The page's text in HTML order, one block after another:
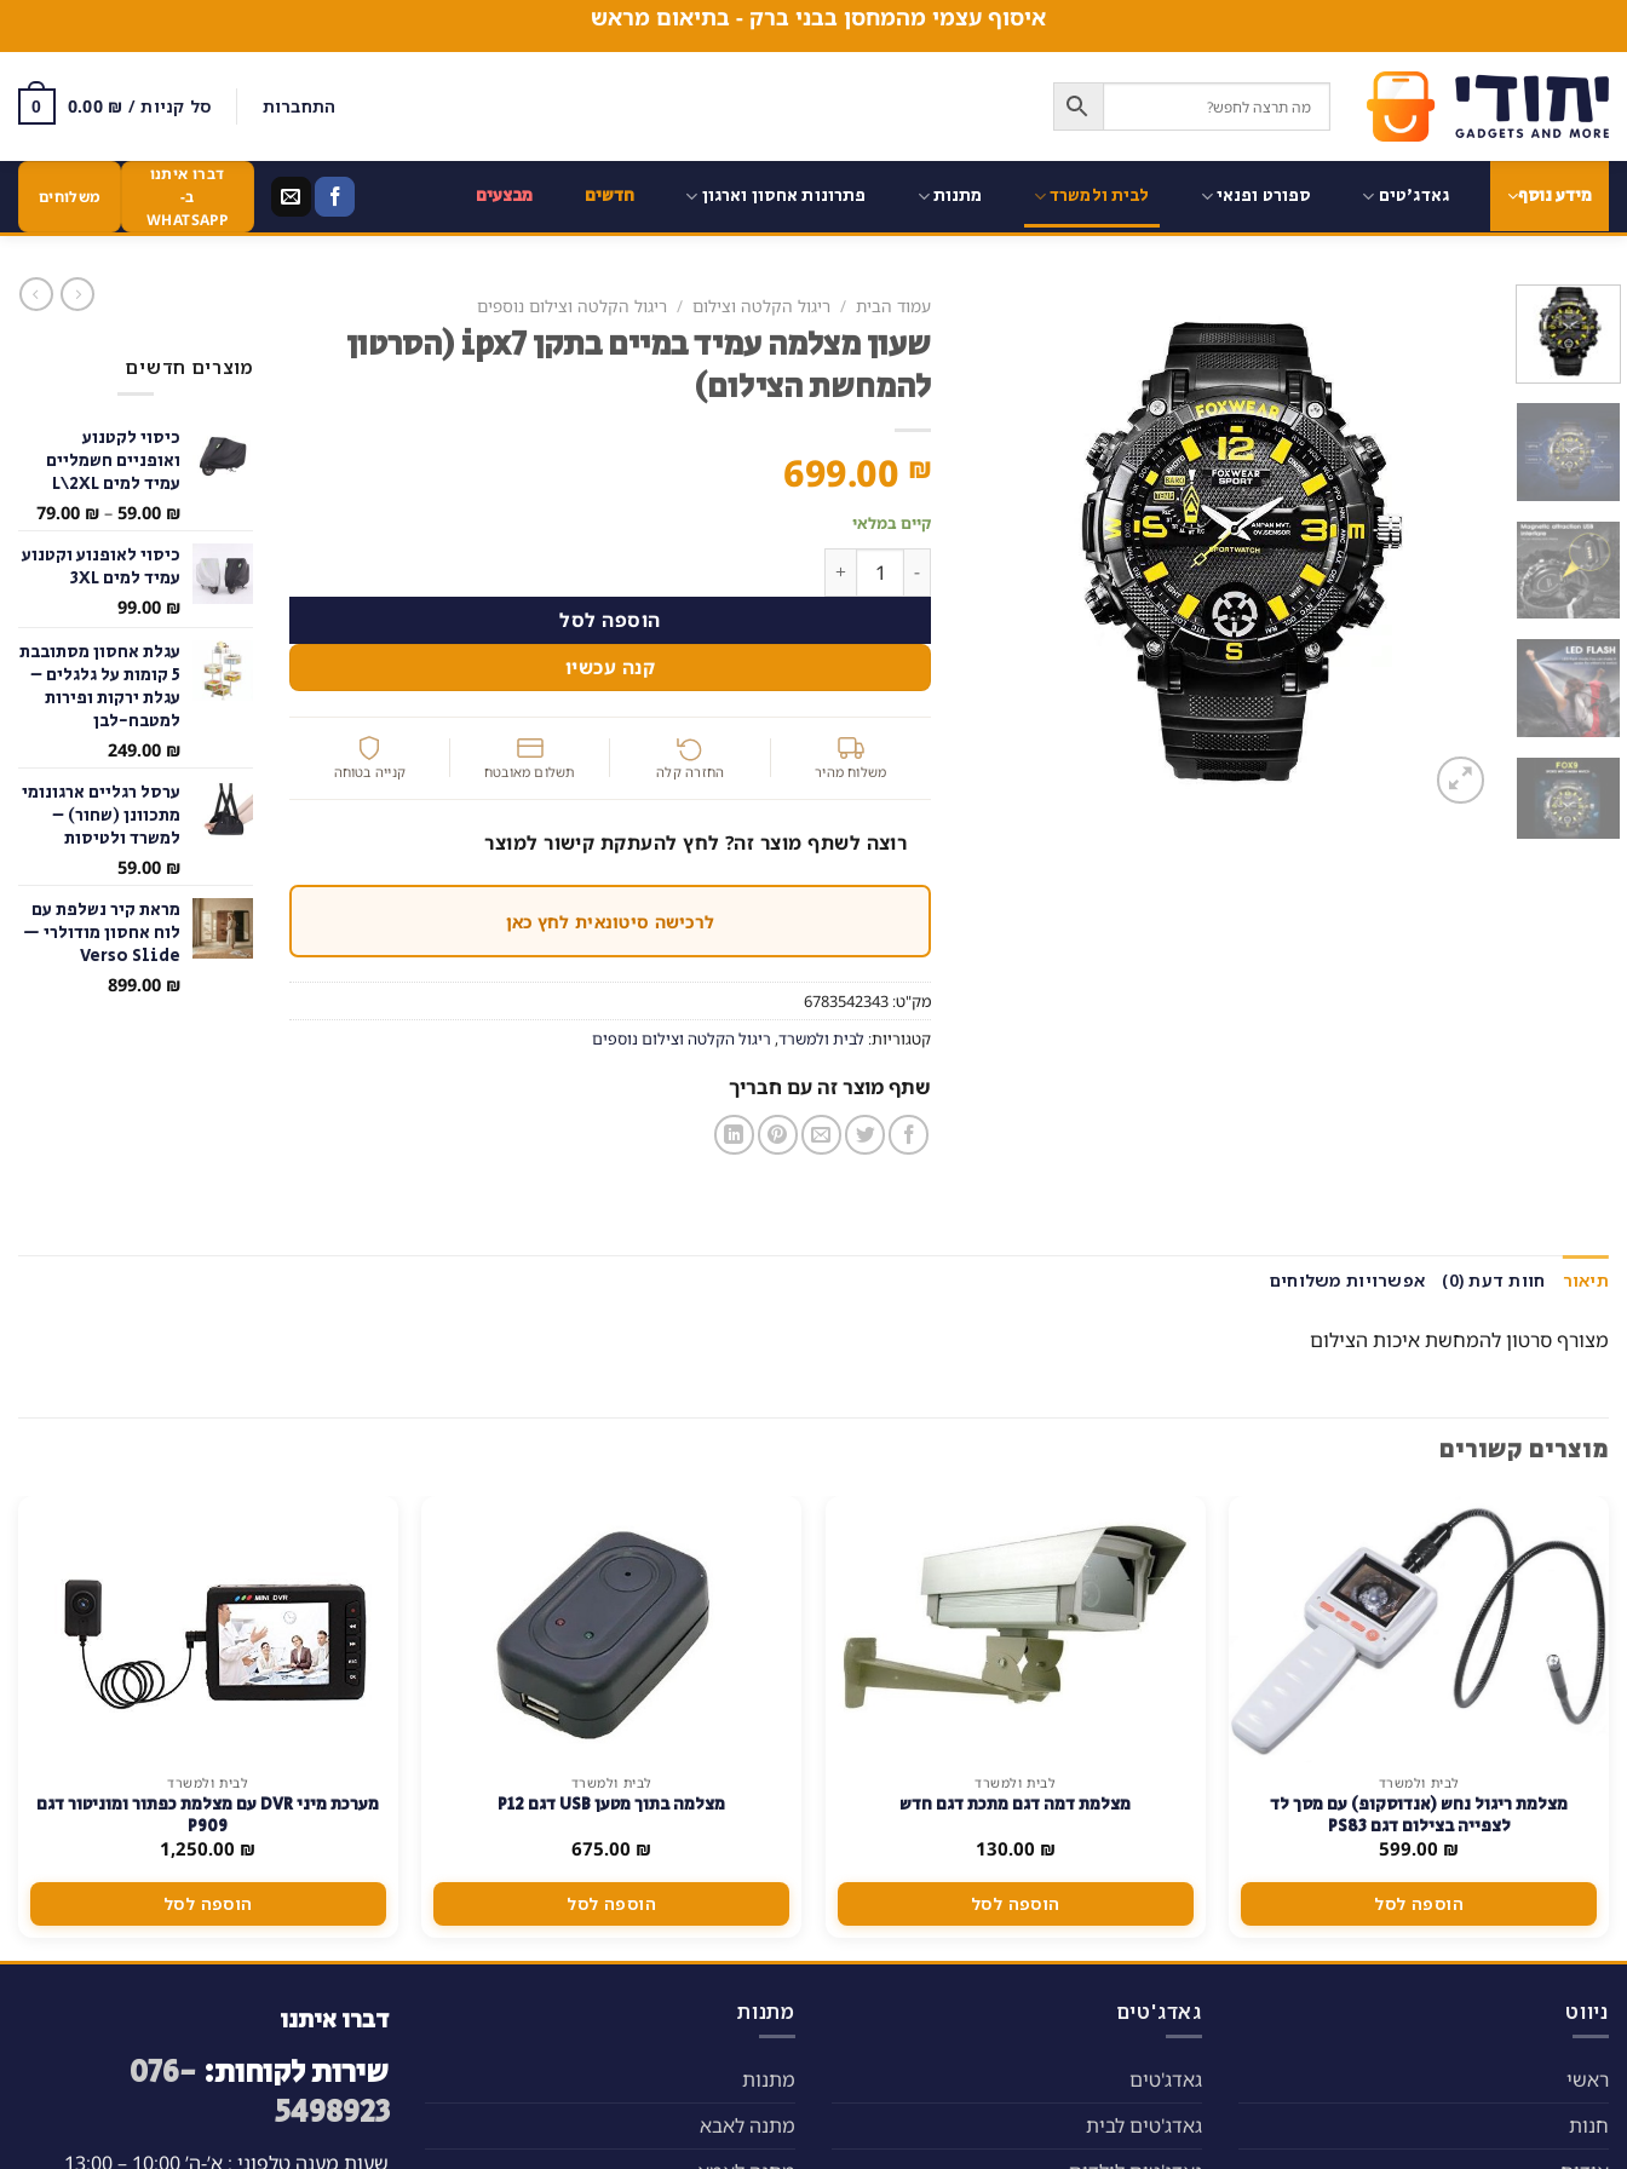
content
איסוף עצמי מהמחסן בבני ברק - בתיאום מראש
התחברות סל קניות / 0.00 ₪
0
מידע נוסף גאדג'טים ספורט ופנאי לבית ולמשרד מתנות פתרונות אחסון וארגון חדשים מבצעים
דברו איתנו
ב-
WHATSAPP
משלוחים
עמוד הבית / ריגול הקלטה וצילום / ריגול הקלטה וצילום נוספים
שעון מצלמה עמיד במיים בתקן ipx7 (הסרטון
להמחשת הצילום)
699.00 ₪
קיים במלאי
כמות של שעון מצלמה עמיד במיים בתקן ipx7 (הסרטון להמחשת הצילום)
הוספה לסל
קנה עכשיו
משלוח מהיר החזרה קלה תשלום מאובטח קנייה בטוחה
רוצה לשתף מוצר זה? לחץ להעתקת קישור למוצר
לרכישה סיטונאית לחץ כאן
מק"ט: 6783542343
קטגוריות: לבית ולמשרד, ריגול הקלטה וצילום נוספים
שתף מוצר זה עם חבריך
מוצרים חדשים
כיסוי לקטנוע
ואופניים חשמליים
עמיד למים L\2XL
59.00 ₪
–
79.00 ₪
טווח
כיסוי לאופנוע וקטנוע
עמיד למים 3XL
99.00 ₪
עגלת אחסון מסתובבת
5 קומות על גלגלים –
עגלת ירקות ופירות
למטבח-לבן
249.00 ₪
ערסל רגליים ארגונומי
מתכוונן (שחור) –
למשרד ולטיסות
59.00 ₪
מראת קיר נשלפת עם
לוח אחסון מודולרי —
Verso Slide
899.00 ₪
תיאור חוות דעת (0) אפשרויות משלוחים
מצורף סרטון להמחשת איכות הצילום
מוצרים קשורים
לבית ולמשרד
מצלמת ריגול נחש (אנדוסקופ) עם מסך לד
לצפייה בצילום דגם PS83
599.00 ₪
הוספה לסל
לבית ולמשרד
מצלמת דמה דגם מתכת דגם חדש
130.00 ₪
הוספה לסל
לבית ולמשרד
מצלמה בתוך מטען USB דגם P12
675.00 ₪
הוספה לסל
לבית ולמשרד
מערכת מיני DVR עם מצלמת כפתור ומוניטור דגם
P909
1,250.00 ₪
הוספה לסל
ניווט
ראשי
חנות
גאדג'טים
גאדג'טים
גאדג'טים לבית
מתנות
מתנות
מתנה לאבא
דברו איתנו
שירות לקוחות: 076-
5498923
שעות מענה טלפוני : א’-ה’ 10:00 – 13:00